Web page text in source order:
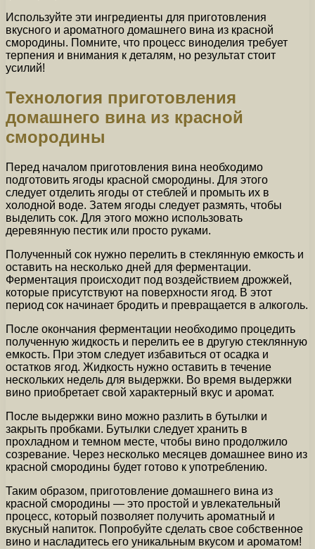
Используйте эти ингредиенты для приготовления
вкусного и ароматного домашнего вина из красной
смородины. Помните, что процесс виноделия требует
терпения и внимания к деталям, но результат стоит
усилий!
Технология приготовления
домашнего вина из красной
смородины
Перед началом приготовления вина необходимо
подготовить ягоды красной смородины. Для этого
следует отделить ягоды от стеблей и промыть их в
холодной воде. Затем ягоды следует размять, чтобы
выделить сок. Для этого можно использовать
деревянную пестик или просто руками.
Полученный сок нужно перелить в стеклянную емкость и
оставить на несколько дней для ферментации.
Ферментация происходит под воздействием дрожжей,
которые присутствуют на поверхности ягод. В этот
период сок начинает бродить и превращается в алкоголь.
После окончания ферментации необходимо процедить
полученную жидкость и перелить ее в другую стеклянную
емкость. При этом следует избавиться от осадка и
остатков ягод. Жидкость нужно оставить в течение
нескольких недель для выдержки. Во время выдержки
вино приобретает свой характерный вкус и аромат.
После выдержки вино можно разлить в бутылки и
закрыть пробками. Бутылки следует хранить в
прохладном и темном месте, чтобы вино продолжило
созревание. Через несколько месяцев домашнее вино из
красной смородины будет готово к употреблению.
Таким образом, приготовление домашнего вина из
красной смородины — это простой и увлекательный
процесс, который позволяет получить ароматный и
вкусный напиток. Попробуйте сделать свое собственное
вино и насладитесь его уникальным вкусом и ароматом!